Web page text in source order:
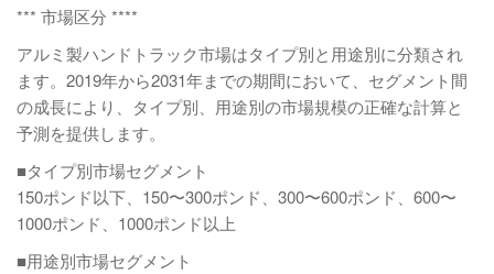
*** 市場区分 ****
アルミ製ハンドトラック市場はタイプ別と用途別に分類され
ます。2019年から2031年までの期間において、セグメント間
の成長により、タイプ別、用途別の市場規模の正確な計算と
予測を提供します。
■タイプ別市場セグメント
150ポンド以下、150〜300ポンド、300〜600ポンド、600〜
1000ポンド、1000ポンド以上
■用途別市場セグメント